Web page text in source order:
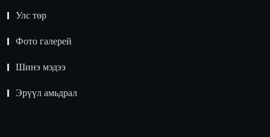
Улс төр
Фото галерей
Шинэ мэдээ
Эрүүл амьдрал